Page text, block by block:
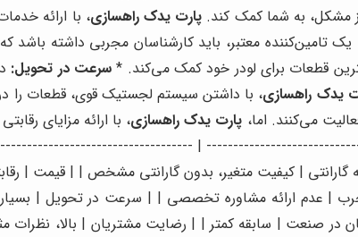
مشکل، به شما کمک کند. پارت یدک راهسازی، با ارائه
تامین‌کننده معتبر، باید کارشناسان مجربی داشته باشد
قطعات برای لودر خود کمک می‌کند. * سرعت در تحویل:
یدک راهسازی، با داشتن سیستم لجستیک قوی، قطعات را
می‌کنند. اما، پارت یدک راهسازی
| ------------------------------------ | |
گارانتی | کیفیت متغیر، بدون گارانتی مشخص | | قیمت |
| عدم ارائه مشاوره تخصصی | | سرعت در تحویل | بسیار
در صنعت | سابقه کمتر | | رضایت مشتریان | بالا، نظرات